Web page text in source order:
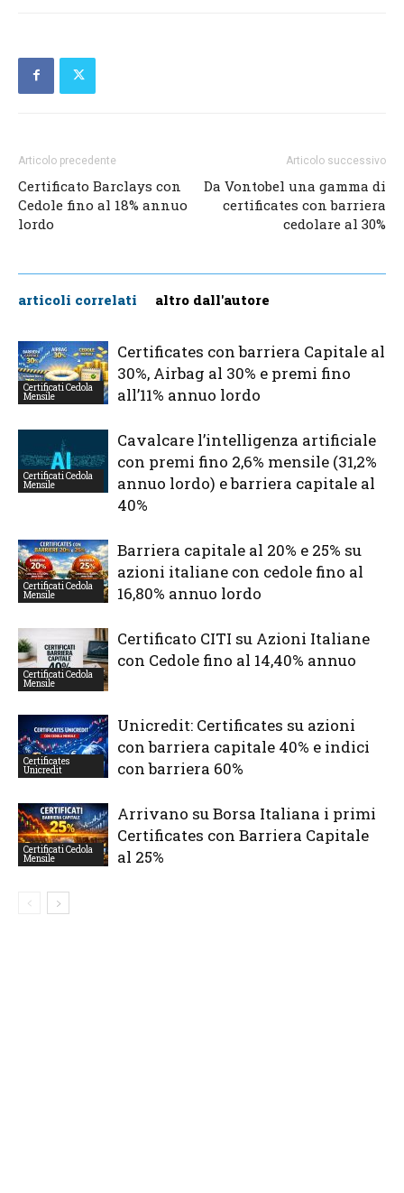
Articolo precedente
Certificato Barclays con
Cedole fino al 18% annuo
lordo
Articolo successivo
Da Vontobel una gamma di
certificates con barriera
cedolare al 30%
articoli correlati altro dall'autore
Certificati Cedola
Mensile
Certificates con barriera Capitale al
30%, Airbag al 30% e premi fino
all’11% annuo lordo
Certificati Cedola
Mensile
Cavalcare l’intelligenza artificiale
con premi fino 2,6% mensile (31,2%
annuo lordo) e barriera capitale al
40%
Certificati Cedola
Mensile
Barriera capitale al 20% e 25% su
azioni italiane con cedole fino al
16,80% annuo lordo
Certificati Cedola
Mensile
Certificato CITI su Azioni Italiane
con Cedole fino al 14,40% annuo
Certificates
Unicredit
Unicredit: Certificates su azioni
con barriera capitale 40% e indici
con barriera 60%
Certificati Cedola
Mensile
Arrivano su Borsa Italiana i primi
Certificates con Barriera Capitale
al 25%